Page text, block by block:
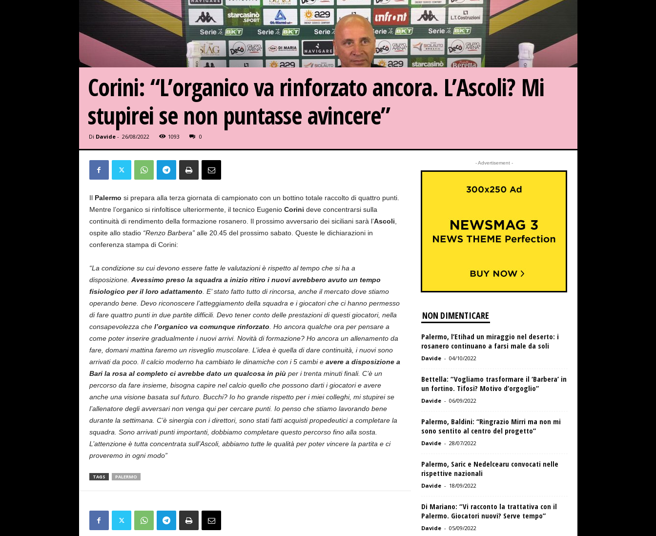
Corini: “L’organico va rinforzato ancora. L’Ascoli? Mi
stupirei se non puntasse avincere”
Di Davide- 26/08/2022 1093 0
Il Palermo si prepara alla terza giornata di campionato con un bottino totale raccolto di quattro punti.
Mentre l’organico si rinfoltisce ulteriormente, il tecnico Eugenio Corini deve concentrarsi sulla
continuità di rendimento della formazione rosanero. Il prossimo avversario dei siciliani sarà l’Ascoli
ospite allo stadio“Renzo Barbera”alle 20.45 del prossimo sabato. Queste le dichiarazioni in
conferenza stampa di Corini:
“La condizione su cui devono essere fatte le valutazioni è rispetto al tempo che si ha a
disposizione. Avessimo preso la squadra a inizio ritiro i nuovi avrebbero avuto un tempo
fisiologico per il loro adattamento . E’ stato fatto tutto di rincorsa, anche il mercato dove stiamo
operando bene. Devo riconoscere l’atteggiamento della squadra e i giocatori che ci hanno permesso
di fare quattro punti in due partite difficili. Devo tener conto delle prestazioni di questi giocatori, nella
consapevolezza che l’organico va comunque rinforzato . Ho ancora qualche ora per pensare a
come poter inserire gradualmente i nuovi arrivi. Novità di formazione? Ho ancora un allenamento da
fare, domani mattina faremo un risveglio muscolare. L’idea è quella di dare continuità, i nuovi sono
arrivati da poco. Il calcio moderno ha cambiato le dinamiche con i 5 cambi eavere a disposizione a
Bari la rosa al completo ci avrebbe dato un qualcosa in piùper i trenta minuti finali. C’è un
percorso da fare insieme, bisogna capire nel calcio quello che possono darti i giocatori e avere
anche una visione basata sul futuro. Bucchi? Io ho grande rispetto per i miei colleghi, mi stupirei se
l’allenatore degli avversari non venga qui per cercare punti. Io penso che stiamo lavorando bene
durante la settimana. C’è sinergia con i direttori, sono stati fatti acquisti propedeutici a completare la
squadra. Sono arrivati punti importanti, dobbiamo completare questo percorso fino alla sosta.
L’attenzione è tutta concentrata sull’Ascoli, abbiamo tutte le qualità per poter vincere la partita e ci
proveremo in ogni modo”
TAGS PALERMO
- Advertisement -
NON DIMENTICARE
Palermo, l’Etihad un miraggio nel deserto: i
rosanero continuano a farsi male da soli
Davide - 04/10/2022
Bettella: “Vogliamo trasformare il ‘Barbera’ in
un fortino. Tifosi? Motivo d’orgoglio”
Davide - 06/09/2022
Palermo, Baldini: “Ringrazio Mirri ma non mi
sono sentito al centro del progetto”
Davide - 28/07/2022
Palermo, Saric e Nedelcearu convocati nelle
rispettive nazionali
Davide - 18/09/2022
Di Mariano: “Vi racconto la trattativa con il
Palermo. Giocatori nuovi? Serve tempo”
Davide - 05/09/2022